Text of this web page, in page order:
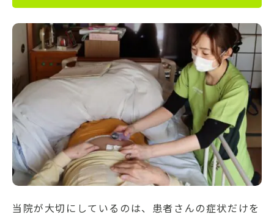
当院が大切にしているのは、患者さんの症状だけを